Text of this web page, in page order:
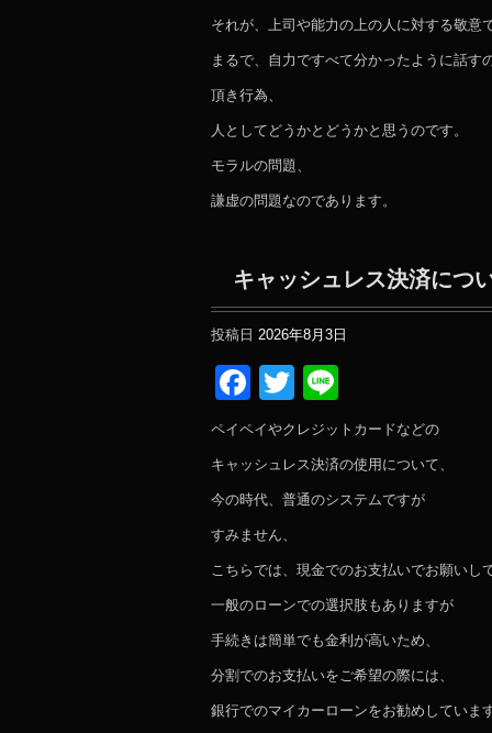
それが、上司や能力の上の人に対する敬意
まるで、自力ですべて分かったように話す
頂き行為、
人としてどうかとどうかと思うのです。
モラルの問題、
謙虚の問題なのであります。
キャッシュレス決済につ
投稿日 2026年8月3日
Facebook
Twitter
ペイペイやクレジットカードなどの
キャッシュレス決済の使用について、
今の時代、普通のシステムですが
すみません、
こちらでは、現金でのお支払いでお願いし
一般のローンでの選択肢もありますが
手続きは簡単でも金利が高いため、
分割でのお支払いをご希望の際には、
銀行でのマイカーローンをお勧めしています